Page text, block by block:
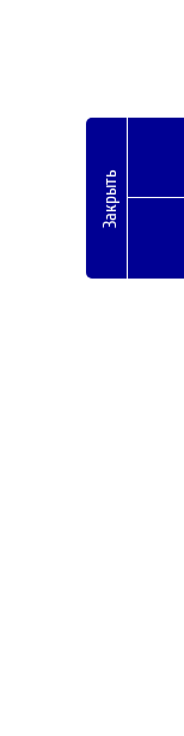
Закрыть